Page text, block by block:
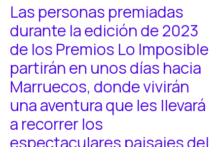
Las personas premiadas
durante la edición de 2023
de los Premios Lo Imposible
partirán en unos días hacia
Marruecos, donde vivirán
una aventura que les llevará
a recorrer los
espectaculares paisajes del